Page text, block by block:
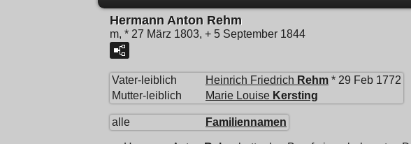
Hermann Anton Rehm
m, * 27 März 1803, + 5 September 1844
Vater-leiblich Heinrich Friedrich Rehm * 29 Feb 1772
Mutter-leiblich
Marie Louise Kersting
alle Familiennamen